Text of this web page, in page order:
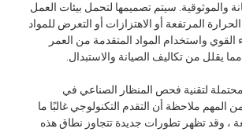
والموثوقية. سيتم تصميمها لتحمل بيئات العمل
المرتفعة أو الاهتزازات أو التعرض للمواد
القوي واستخدام المواد المتقدمة من العمر
يقلل من تكاليف الصيانة والاستبدال.
لتقنية فحص المنظار الصناعي في
المهم ملاحظة أن التقدم التكنولوجي غالبًا ما
، وقد تظهر تطورات جديدة تتجاوز نطاق هذه